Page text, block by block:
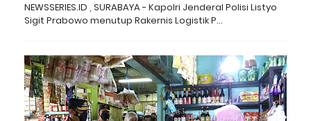
NEWSSERIES.ID , SURABAYA - Kapolri Jenderal Polisi Listyo
Sigit Prabowo menutup Rakernis Logistik P…